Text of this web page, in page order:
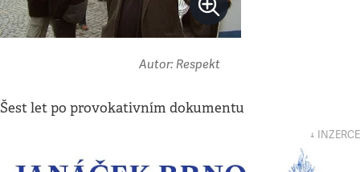
Autor: Respekt
Šest let po provokativním dokumentu
↓ INZERCE